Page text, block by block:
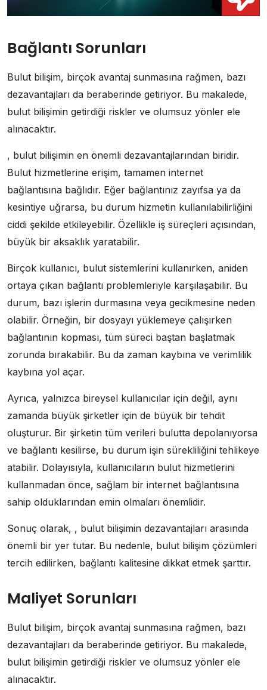
Bağlantı Sorunları
Bulut bilişim, birçok avantaj sunmasına rağmen, bazı
dezavantajları da beraberinde getiriyor. Bu makalede,
bulut bilişimin getirdiği riskler ve olumsuz yönler ele
alınacaktır.
, bulut bilişimin en önemli dezavantajlarından biridir.
Bulut hizmetlerine erişim, tamamen internet
bağlantısına bağlıdır. Eğer bağlantınız zayıfsa ya da
kesintiye uğrarsa, bu durum hizmetin kullanılabilirliğini
ciddi şekilde etkileyebilir. Özellikle iş süreçleri açısından,
büyük bir aksaklık yaratabilir.
Birçok kullanıcı, bulut sistemlerini kullanırken, aniden
ortaya çıkan bağlantı problemleriyle karşılaşabilir. Bu
durum, bazı işlerin durmasına veya gecikmesine neden
olabilir. Örneğin, bir dosyayı yüklemeye çalışırken
bağlantının kopması, tüm süreci baştan başlatmak
zorunda bırakabilir. Bu da zaman kaybına ve verimlilik
kaybına yol açar.
Ayrıca, yalnızca bireysel kullanıcılar için değil, aynı
zamanda büyük şirketler için de büyük bir tehdit
oluşturur. Bir şirketin tüm verileri bulutta depolanıyorsa
ve bağlantı kesilirse, bu durum işin sürekliliğini tehlikeye
atabilir. Dolayısıyla, kullanıcıların bulut hizmetlerini
kullanmadan önce, sağlam bir internet bağlantısına
sahip olduklarından emin olmaları önemlidir.
Sonuç olarak, , bulut bilişimin dezavantajları arasında
önemli bir yer tutar. Bu nedenle, bulut bilişim çözümleri
tercih edilirken, bağlantı kalitesine dikkat etmek şarttır.
Maliyet Sorunları
Bulut bilişim, birçok avantaj sunmasına rağmen, bazı
dezavantajları da beraberinde getiriyor. Bu makalede,
bulut bilişimin getirdiği riskler ve olumsuz yönler ele
alınacaktır.